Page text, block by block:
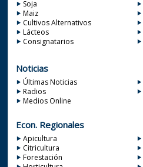
Soja
Maiz
Cultivos Alternativos
Lácteos
Consignatarios
Noticias
Últimas Noticias
Radios
Medios Online
Econ. Regionales
Apicultura
Citricultura
Forestación